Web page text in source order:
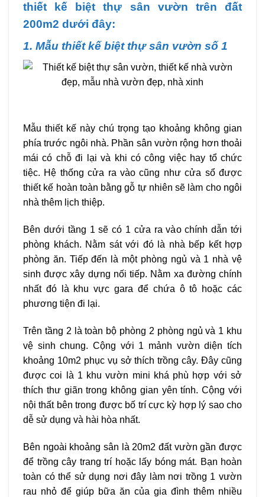
thiết kế biệt thự sân vườn trên đất
200m2 dưới đây:
1. Mẫu thiết kế biệt thự sân vườn số 1
Mẫu thiết kế này chú trọng tạo khoảng không gian
phía trước ngôi nhà. Phần sân vườn rộng hơn thoải
mái có chỗ đi lại và khi có công việc hay tổ chức
tiệc. Hệ thống cửa ra vào cũng như cửa sổ được
thiết kế hoàn toàn bằng gỗ tự nhiên sẽ làm cho ngôi
nhà thêm lịch thiệp.
Bên dưới tầng 1 sẽ có 1 cửa ra vào chính dẫn tới
phòng khách. Nằm sát với đó là nhà bếp kết hợp
phòng ăn. Tiếp đến là một phòng ngủ và 1 nhà vệ
sinh được xây dựng nối tiếp. Nằm xa đường chính
nhất đó là khu vực gara để chứa ô tô hoặc các
phương tiện đi lại.
Trên tầng 2 là toàn bộ phòng 2 phòng ngủ và 1 khu
vệ sinh chung. Cộng với 1 mảnh vườn diện tích
khoảng 10m2 phục vụ sở thích trồng cây. Đây cũng
được coi là 1 khu vườn mini khá phù hợp với sở
thích thư giãn trong không gian yên tính. Cộng với
nội thất bên trong được bố trí cực kỳ hợp lý sao cho
dễ sử dụng và hài hòa nhất.
Bên ngoài khoảng sân là 20m2 đất vườn gần được
để trồng cây trang trí hoặc lấy bóng mát. Bạn hoàn
toàn có thể sử dụng nơi đây làm nơi trồng 1 vườn
rau nhỏ để giúp bữa ăn của gia đình thêm nhiều